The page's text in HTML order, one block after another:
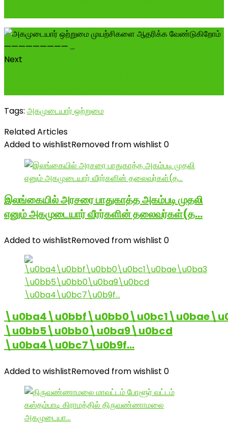
Next
Tags: அகமுடையார் ஒற்றுமை
Related Articles
Added to wishlistRemoved from wishlist 0
இலங்கையில் அரசரை பாதுகாத்த அகம்படி முதலி
எனும் அகமுடையார் வீரர்களின் தலைவர்கள்(த…
Added to wishlistRemoved from wishlist 0
\u0bb5\u0bb0\u0ba9\u0bcd
\u0ba4\u0bc7\u0b9f…
Added to wishlistRemoved from wishlist 0